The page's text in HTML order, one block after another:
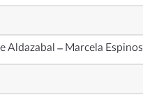
Aldazabal – Marcela